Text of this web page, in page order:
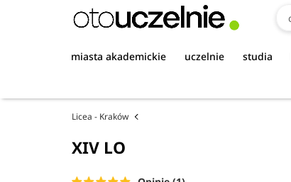
miasta akademickie uczelnie studia
Licea - Kraków
XIV LO